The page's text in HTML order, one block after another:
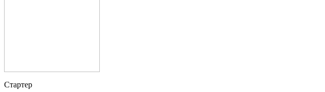
Стартер